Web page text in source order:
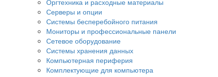
Серверы и опции
Системы бесперебойного питания
Мониторы и профессиональные панели
Сетевое оборудование
Системы хранения данных
Компьютерная периферия
Комплектующие для компьютера